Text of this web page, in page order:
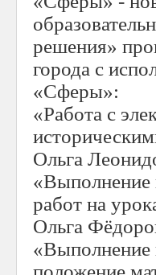
решения»
города с
«Сферы»:
«Работа с
Ольга
«Выполнение
работ на
Ольга
«Выполнение